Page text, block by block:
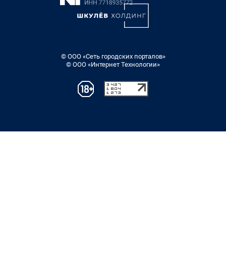
© ООО «Сеть городских порталов»
© ООО «Интернет Технологии»